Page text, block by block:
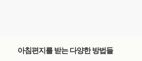
아침편지를 받는 다양한 방법들